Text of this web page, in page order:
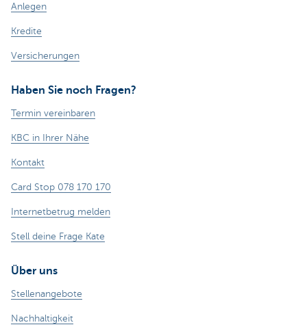
Anlegen
Kredite
Versicherungen
Haben Sie noch Fragen?
Termin vereinbaren
KBC in Ihrer Nähe
Kontakt
Card Stop 078 170 170
Internetbetrug melden
Stell deine Frage Kate
Über uns
Stellenangebote
Nachhaltigkeit